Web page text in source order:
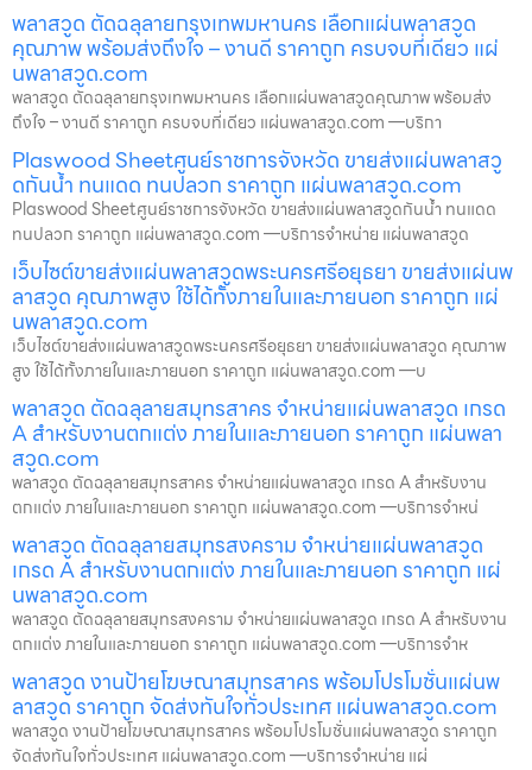
พลาสวูด ตัดฉลุลายกรุงเทพมหานคร เลือกแผ่นพลาสวูด
คุณภาพ พร้อมส่งถึงใจ – งานดี ราคาถูก ครบจบที่เดียว แผ่
นพลาสวูด.com
พลาสวูด ตัดฉลุลายกรุงเทพมหานคร เลือกแผ่นพลาสวูดคุณภาพ พร้อมส่ง
ถึงใจ – งานดี ราคาถูก ครบจบที่เดียว แผ่นพลาสวูด.com —บริกา
Plaswood Sheetศูนย์ราชการจังหวัด ขายส่งแผ่นพลาสวู
ดกันน้ำ ทนแดด ทนปลวก ราคาถูก แผ่นพลาสวูด.com
Plaswood Sheetศูนย์ราชการจังหวัด ขายส่งแผ่นพลาสวูดกันน้ำ ทนแดด
ทนปลวก ราคาถูก แผ่นพลาสวูด.com —บริการจำหน่าย แผ่นพลาสวูด
เว็บไซต์ขายส่งแผ่นพลาสวูดพระนครศรีอยุธยา ขายส่งแผ่นพ
ลาสวูด คุณภาพสูง ใช้ได้ทั้งภายในและภายนอก ราคาถูก แผ่
นพลาสวูด.com
เว็บไซต์ขายส่งแผ่นพลาสวูดพระนครศรีอยุธยา ขายส่งแผ่นพลาสวูด คุณภาพ
สูง ใช้ได้ทั้งภายในและภายนอก ราคาถูก แผ่นพลาสวูด.com —บ
พลาสวูด ตัดฉลุลายสมุทรสาคร จำหน่ายแผ่นพลาสวูด เกรด
A สำหรับงานตกแต่ง ภายในและภายนอก ราคาถูก แผ่นพลา
สวูด.com
พลาสวูด ตัดฉลุลายสมุทรสาคร จำหน่ายแผ่นพลาสวูด เกรด A สำหรับงาน
ตกแต่ง ภายในและภายนอก ราคาถูก แผ่นพลาสวูด.com —บริการจำหน่
พลาสวูด ตัดฉลุลายสมุทรสงคราม จำหน่ายแผ่นพลาสวูด
เกรด A สำหรับงานตกแต่ง ภายในและภายนอก ราคาถูก แผ่
นพลาสวูด.com
พลาสวูด ตัดฉลุลายสมุทรสงคราม จำหน่ายแผ่นพลาสวูด เกรด A สำหรับงาน
ตกแต่ง ภายในและภายนอก ราคาถูก แผ่นพลาสวูด.com —บริการจำห
พลาสวูด งานป้ายโฆษณาสมุทรสาคร พร้อมโปรโมชั่นแผ่นพ
ลาสวูด ราคาถูก จัดส่งทันใจทั่วประเทศ แผ่นพลาสวูด.com
พลาสวูด งานป้ายโฆษณาสมุทรสาคร พร้อมโปรโมชั่นแผ่นพลาสวูด ราคาถูก
จัดส่งทันใจทั่วประเทศ แผ่นพลาสวูด.com —บริการจำหน่าย แผ่